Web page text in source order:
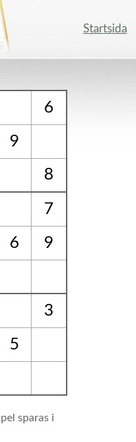
Startsida
6
9
8
7
6
9
3
5
sparas i